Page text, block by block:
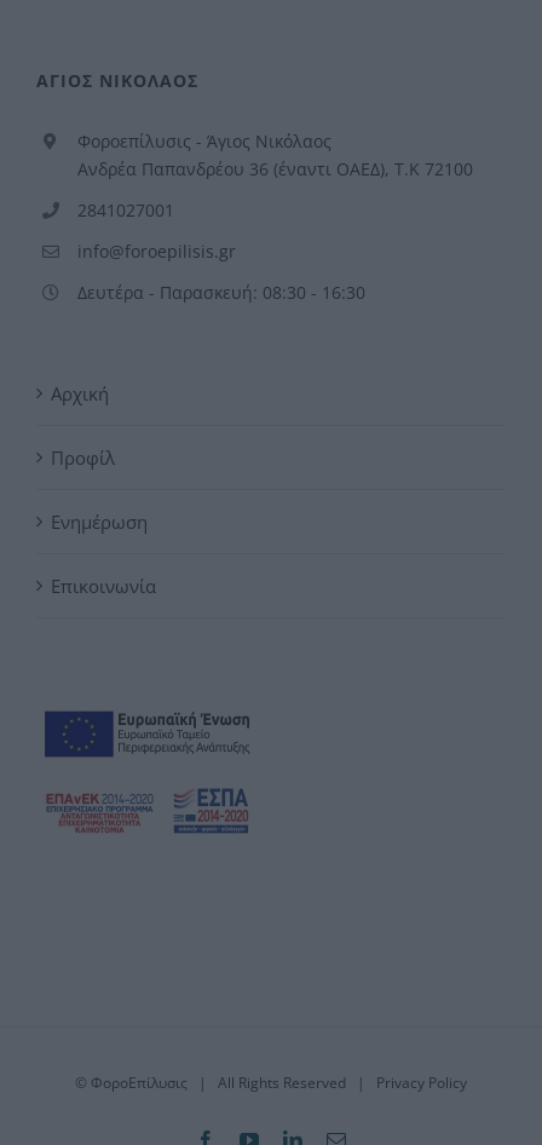
ΑΓΙΟΣ ΝΙΚΟΛΑΟΣ
Φοροεπίλυσις - Άγιος Νικόλαος
Ανδρέα Παπανδρέου 36 (έναντι ΟΑΕΔ), Τ.Κ 72100
2841027001
info@foroepilisis.gr
Δευτέρα - Παρασκευή: 08:30 - 16:30
Αρχική
Προφίλ
Ενημέρωση
Επικοινωνία
© ΦοροΕπίλυσις | All Rights Reserved | Privacy Policy
FacebookYouTubeLinkedInEmail